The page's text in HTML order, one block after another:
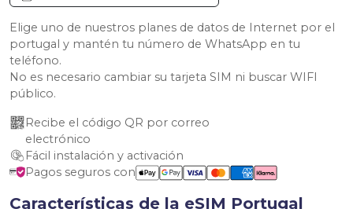
Elige uno de nuestros planes de datos de Internet por el
portugal y mantén tu número de WhatsApp en tu
teléfono.
No es necesario cambiar su tarjeta SIM ni buscar WIFI
público.
Recibe el código QR por correo
electrónico
Fácil instalación y activación
Pagos seguros con
Características de la eSIM Portugal